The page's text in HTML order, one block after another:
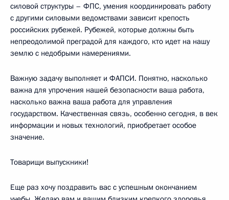
силовой структуры – ФПС, умения координировать работу
с другими силовыми ведомствами зависит крепость
российских рубежей. Рубежей, которые должны быть
непреодолимой преградой для каждого, кто идет на нашу
землю с недобрыми намерениями.
Важную задачу выполняет и ФАПСИ. Понятно, насколько
важна для упрочения нашей безопасности ваша работа,
насколько важна ваша работа для управления
государством. Качественная связь, особенно сегодня, в век
информации и новых технологий, приобретает особое
значение.
Товарищи выпускники!
Еще раз хочу поздравить вас с успешным окончанием